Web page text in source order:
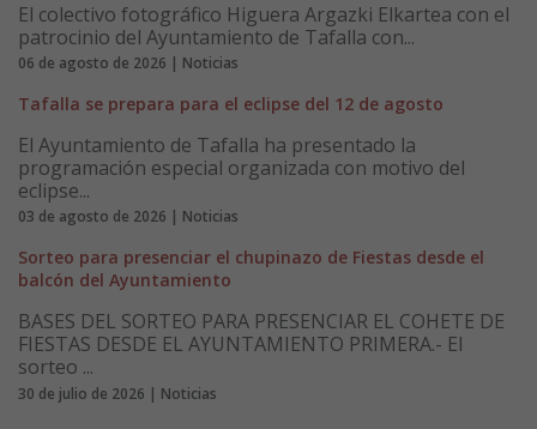
El colectivo fotográfico Higuera Argazki Elkartea con el
patrocinio del Ayuntamiento de Tafalla con...
06 de agosto de 2026 | Noticias
Tafalla se prepara para el eclipse del 12 de agosto
El Ayuntamiento de Tafalla ha presentado la
programación especial organizada con motivo del
eclipse...
03 de agosto de 2026 | Noticias
Sorteo para presenciar el chupinazo de Fiestas desde el
balcón del Ayuntamiento
BASES DEL SORTEO PARA PRESENCIAR EL COHETE DE
FIESTAS DESDE EL AYUNTAMIENTO PRIMERA.- El
sorteo ...
30 de julio de 2026 | Noticias